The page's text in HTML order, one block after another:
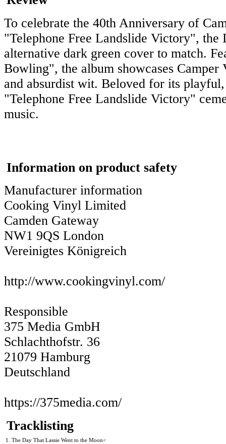
To celebrate the 40th Anniversary of
"Telephone Free Landslide Victory",
alternative dark green cover to match.
Bowling", the album showcases
and absurdist wit. Beloved for its
"Telephone Free Landslide Victory"
music.
Information on product safety
Manufacturer information
Cooking Vinyl Limited
Camden Gateway
NW1 9QS London
Vereinigtes Königreich
http://www.cookingvinyl.com/
Responsible
375 Media GmbH
Schlachthofstr. 36
21079 Hamburg
Deutschland
https://375media.com/
Tracklisting
1. The Day That Lassie Went to the Moon<